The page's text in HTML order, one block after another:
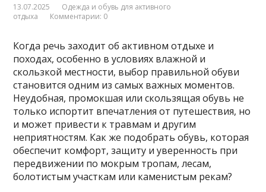
13.07.2025
Одежда и обувь для активного
отдыха
Комментарии: 0
Когда речь заходит об активном отдыхе и
походах, особенно в условиях влажной и
скользкой местности, выбор правильной обуви
становится одним из самых важных моментов.
Неудобная, промокшая или скользящая обувь не
только испортит впечатления от путешествия, но
и может привести к травмам и другим
неприятностям. Как же подобрать обувь, которая
обеспечит комфорт, защиту и уверенность при
передвижении по мокрым тропам, лесам,
болотистым участкам или каменистым рекам?